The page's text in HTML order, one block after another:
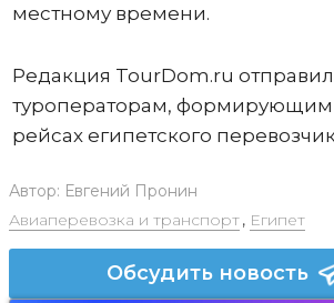
местному времени.
Редакция TourDom.ru
туроператорам, формирующим
рейсах египетского
Автор: Евгений Пронин
Авиаперевозка и транспорт, Египет
Обсудить новость